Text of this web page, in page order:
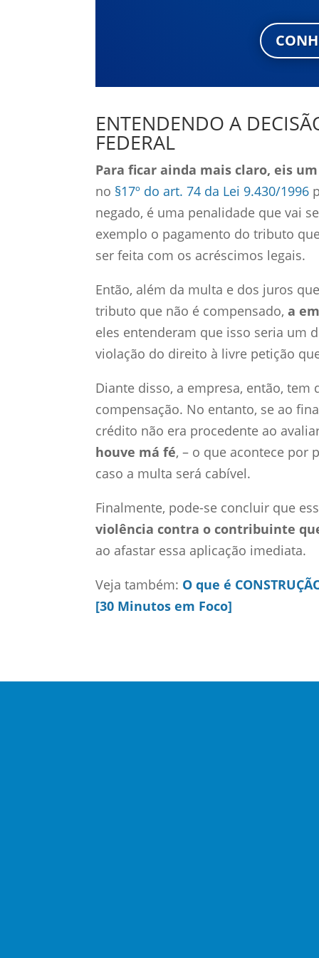
ENTENDENDO A
FEDERAL
Para ficar ainda mais claro, eis
no §17º do art. 74 da Lei 9.430/1996
negado, é uma penalidade que vai
exemplo o pagamento do tributo
ser feita com os acréscimos legais.
Então, além da multa e dos juros
tributo que não é compensado,a
eles entenderam que isso seria um
violação do direito à livre petição
Diante disso, a empresa, então,
compensação. No entanto, se ao
crédito não era procedente ao
houve má fé, – o que acontece por
caso a multa será cabível.
Finalmente, pode-se concluir que
violência contra o contribuinte
ao afastar essa aplicação imediata.
Veja também: O que é
[30 Minutos em Foco]